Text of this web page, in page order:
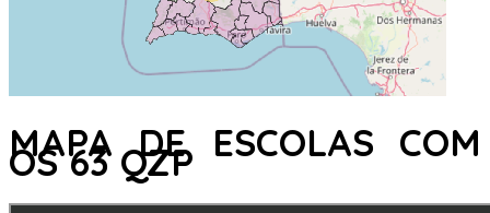
MAPA DE ESCOLAS COM
OS 63 QZP